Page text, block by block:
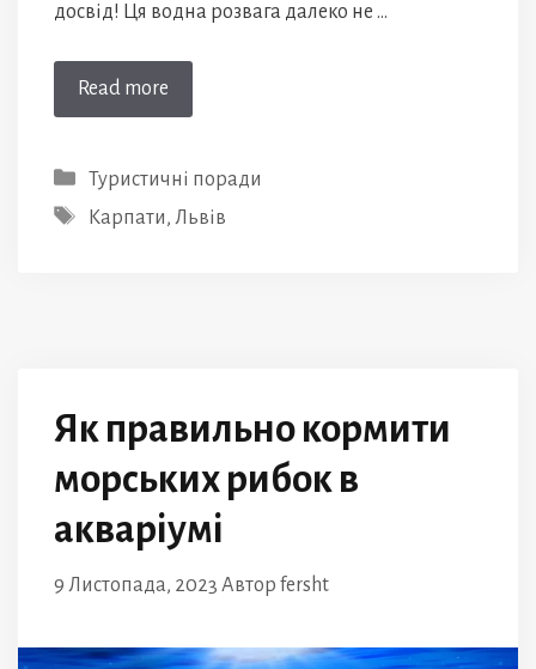
досвід! Ця водна розвага далеко не …
Read more
Категорії
Туристичні поради
Позначки
Карпати, Львів
Як правильно кормити
морських рибок в
акваріумі
9 Листопада, 2023 Автор fersht